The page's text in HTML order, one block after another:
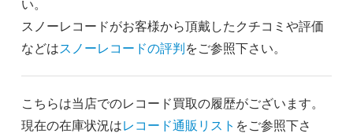
い。
スノーレコードがお客様から頂戴したクチコミや評価
などはスノーレコードの評判 をご参照下さい。
こちらは当店でのレコード買取の履歴がございます。
現在の在庫状況はレコード通販リスト をご参照下さ